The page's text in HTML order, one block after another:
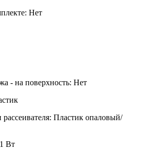
Нет
- на поверхность: Нет
Пластик опаловый/
Вт